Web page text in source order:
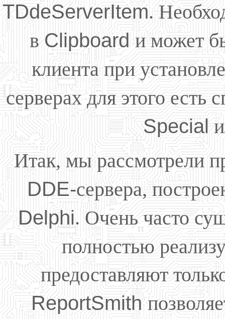
TDdeServerItem.
вClipboardи может
клиента при
серверах для этого
Special
Итак, мы рассмотрели
DDE-сервера,
Delphi. Очень часто
полностью
предоставляют
ReportSmith